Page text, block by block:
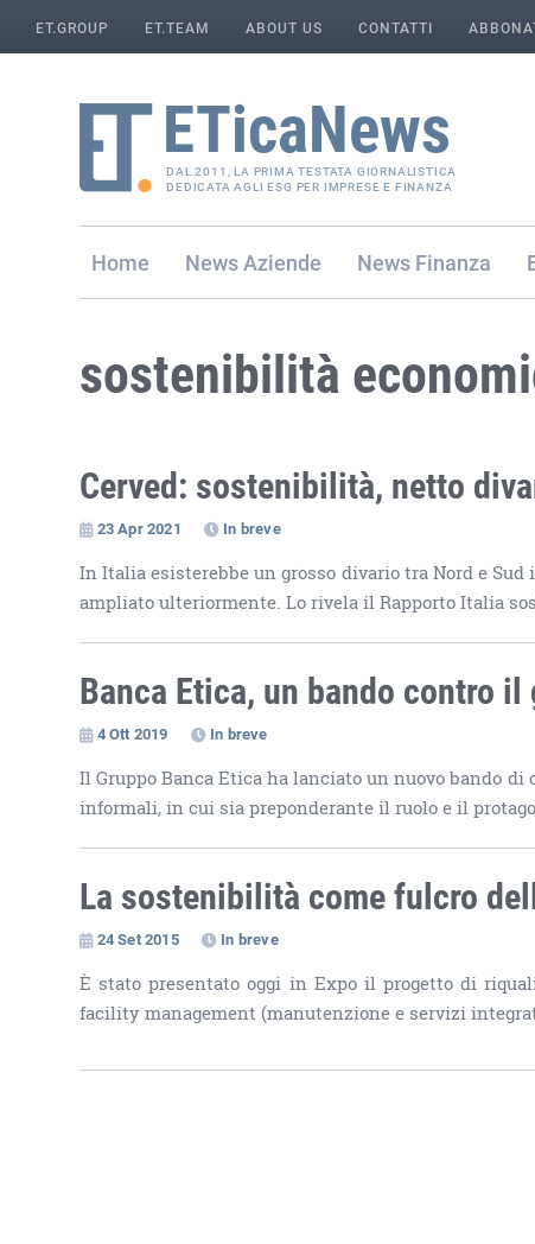
ET.GROUP ET.TEAM ABOUT US CONTATTI
DAL 2011, LA PRIMA TESTATA GIORNALISTICA
DEDICATA AGLI ESG PER IMPRESE E FINANZA
Home Aziende Finanza
sostenibilità
Cerved: sostenibilità, netto
23 Apr 2021 In breve
In Italia esisterebbe un grosso divario tra Nord e
ampliato ulteriormente. Lo rivela il Rapporto Italia
Banca Etica, un bando contro il
4 Ott 2019 In breve
Il Gruppo Banca Etica ha lanciato un nuovo bando
informali, in cui sia preponderante il ruolo e il
La sostenibilità come fulcro
24 Set 2015 In breve
È stato presentato oggi in Expo il progetto di
facility management (manutenzione e servizi